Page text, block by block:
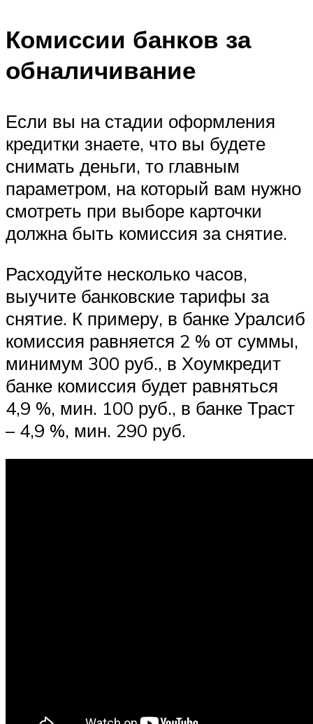
Комиссии банков за
обналичивание
Если вы на стадии оформления
кредитки знаете, что вы будете
снимать деньги, то главным
параметром, на который вам нужно
смотреть при выборе карточки
должна быть комиссия за снятие.
Расходуйте несколько часов,
выучите банковские тарифы за
снятие. К примеру, в банке Уралсиб
комиссия равняется 2 % от суммы,
минимум 300 руб., в Хоумкредит
банке комиссия будет равняться
4,9 %, мин. 100 руб., в банке Траст
– 4,9 %, мин. 290 руб.